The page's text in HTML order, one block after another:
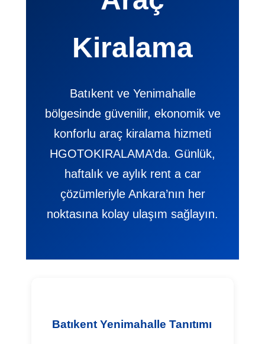
Kiralama
Batıkent ve Yenimahalle
bölgesinde güvenilir, ekonomik ve
konforlu araç kiralama hizmeti
HGOTOKIRALAMA’da. Günlük,
haftalık ve aylık rent a car
çözümleriyle Ankara’nın her
noktasına kolay ulaşım sağlayın.
Batıkent Yenimahalle Tanıtımı